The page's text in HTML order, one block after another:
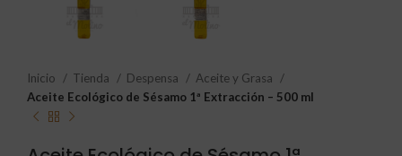
Inicio Tienda Despensa
Aceite y Grasa
Aceite Ecológico de Sésamo 1ª Extracción – 500 ml